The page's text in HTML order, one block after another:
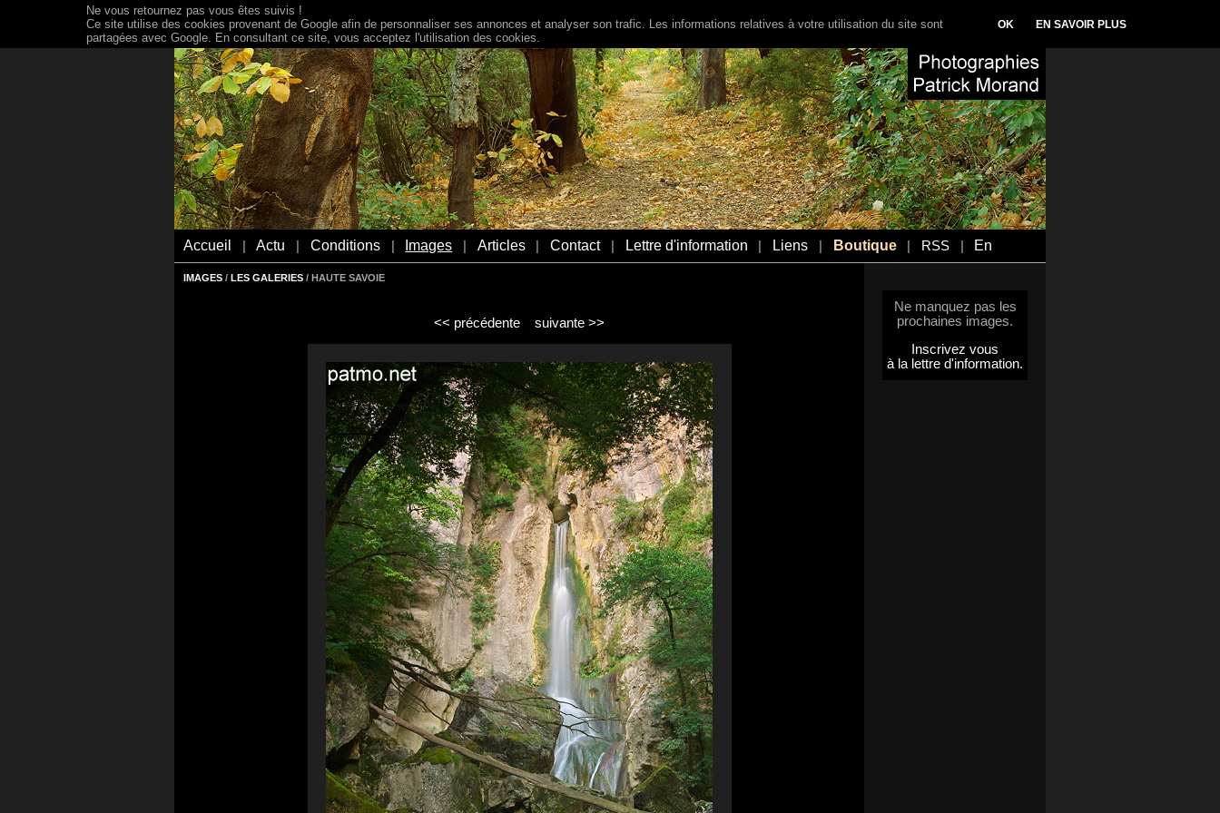
Accueil Actu Conditions Images Articles Contact Lettre d'information Liens Boutique RSS En
IMAGES / LES GALERIES / HAUTE SAVOIE
<< précédente suivante >>
Ne manquez pas les
prochaines images.
Inscrivez vous
à la lettre d'information.
Ne vous retournez pas vous êtes suivis !
Ce site utilise des cookies provenant de Google afin de personnaliser ses annonces et analyser son trafic. Les informations relatives à votre utilisation du site sont
partagées avec Google. En consultant ce site, vous acceptez l'utilisation des cookies.
OK EN SAVOIR PLUS